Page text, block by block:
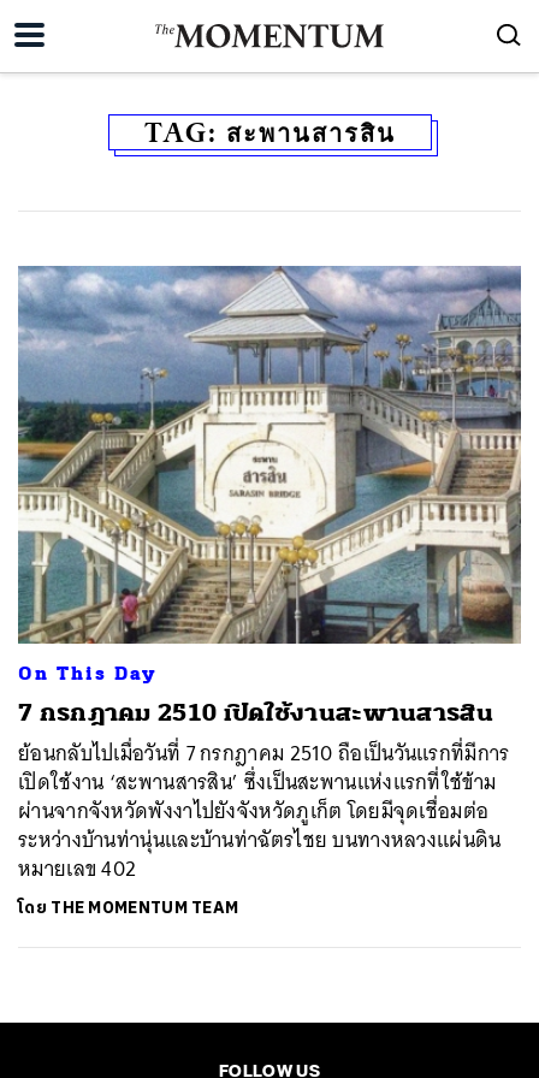
TAG: สะพานสารสิน
On This Day
7 กรกฎาคม 2510 เปิดใช้งานสะพานสารสิน
ย้อนกลับไปเมื่อวันที่ 7 กรกฎาคม 2510 ถือเป็นวันแรกที่มีการ
เปิดใช้งาน ‘สะพานสารสิน’ ซึ่งเป็นสะพานแห่งแรกที่ใช้ข้าม
ผ่านจากจังหวัดพังงาไปยังจังหวัดภูเก็ต โดยมีจุดเชื่อมต่อ
ระหว่างบ้านท่านุ่นและบ้านท่าฉัตรไชย บนทางหลวงแผ่นดิน
หมายเลข 402
โดย THE MOMENTUM TEAM
FOLLOW US
SHARE TWEET LINE EMAIL